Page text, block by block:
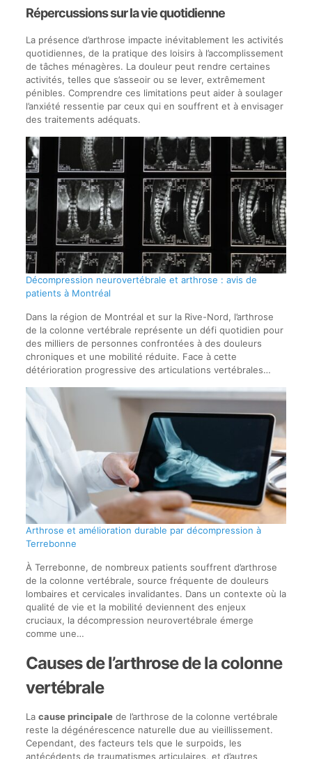
Répercussions sur la vie quotidienne
La présence d’arthrose impacte inévitablement les activités
quotidiennes, de la pratique des loisirs à l’accomplissement
de tâches ménagères. La douleur peut rendre certaines
activités, telles que s’asseoir ou se lever, extrêmement
pénibles. Comprendre ces limitations peut aider à soulager
l’anxiété ressentie par ceux qui en souffrent et à envisager
des traitements adéquats.
Décompression neurovertébrale et arthrose : avis de
patients à Montréal
Dans la région de Montréal et sur la Rive-Nord, l’arthrose
de la colonne vertébrale représente un défi quotidien pour
des milliers de personnes confrontées à des douleurs
chroniques et une mobilité réduite. Face à cette
détérioration progressive des articulations vertébrales…
Arthrose et amélioration durable par décompression à
Terrebonne
À Terrebonne, de nombreux patients souffrent d’arthrose
de la colonne vertébrale, source fréquente de douleurs
lombaires et cervicales invalidantes. Dans un contexte où la
qualité de vie et la mobilité deviennent des enjeux
cruciaux, la décompression neurovertébrale émerge
comme une…
Causes de l’arthrose de la colonne
vertébrale
La cause principalede l’arthrose de la colonne vertébrale
reste la dégénérescence naturelle due au vieillissement.
Cependant, des facteurs tels que le surpoids, les
antécédents de traumatismes articulaires, et d’autres